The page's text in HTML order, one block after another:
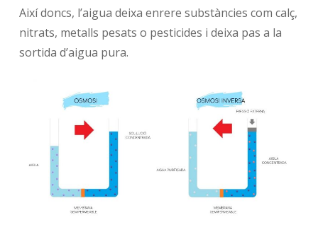
Així doncs, l’aigua deixa enrere substàncies com calç,
nitrats, metalls pesats o pesticides i deixa pas a la
sortida d’aigua pura.